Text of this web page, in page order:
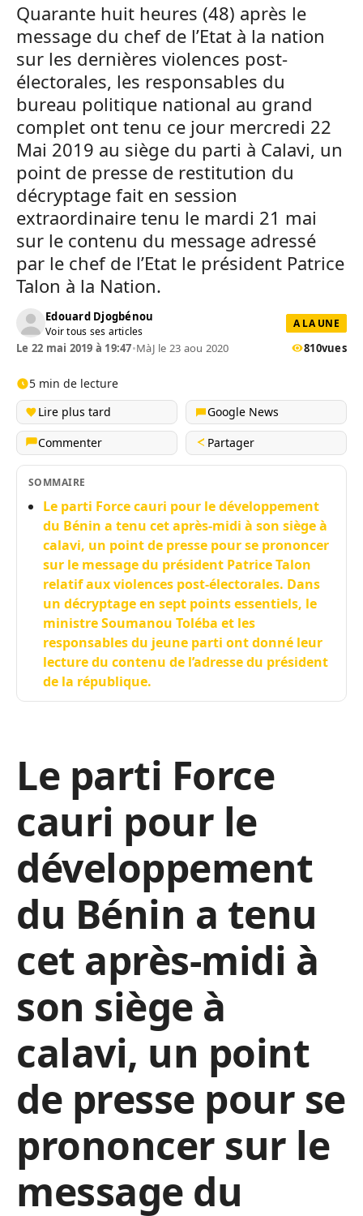
Quarante huit heures (48) après le
message du chef de l’Etat à la nation
sur les dernières violences post-
électorales, les responsables du
bureau politique national au grand
complet ont tenu ce jour mercredi 22
Mai 2019 au siège du parti à Calavi, un
point de presse de restitution du
décryptage fait en session
extraordinaire tenu le mardi 21 mai
sur le contenu du message adressé
par le chef de l’Etat le président Patrice
Talon à la Nation.
Edouard Djogbénou
Voir tous ses articles
A LA UNE
Le 22 mai 2019 à 19:47•MàJ le 23 aou 2020 810vues
5 min de lecture
Lire plus tard
Google News
Commenter
Partager
SOMMAIRE
Le parti Force cauri pour le développement
du Bénin a tenu cet après-midi à son siège à
calavi, un point de presse pour se prononcer
sur le message du président Patrice Talon
relatif aux violences post-électorales. Dans
un décryptage en sept points essentiels, le
ministre Soumanou Toléba et les
responsables du jeune parti ont donné leur
lecture du contenu de l’adresse du président
de la république.
Le parti Force
cauri pour le
développement
du Bénin a tenu
cet après-midi à
son siège à
calavi, un point
de presse pour se
prononcer sur le
message du